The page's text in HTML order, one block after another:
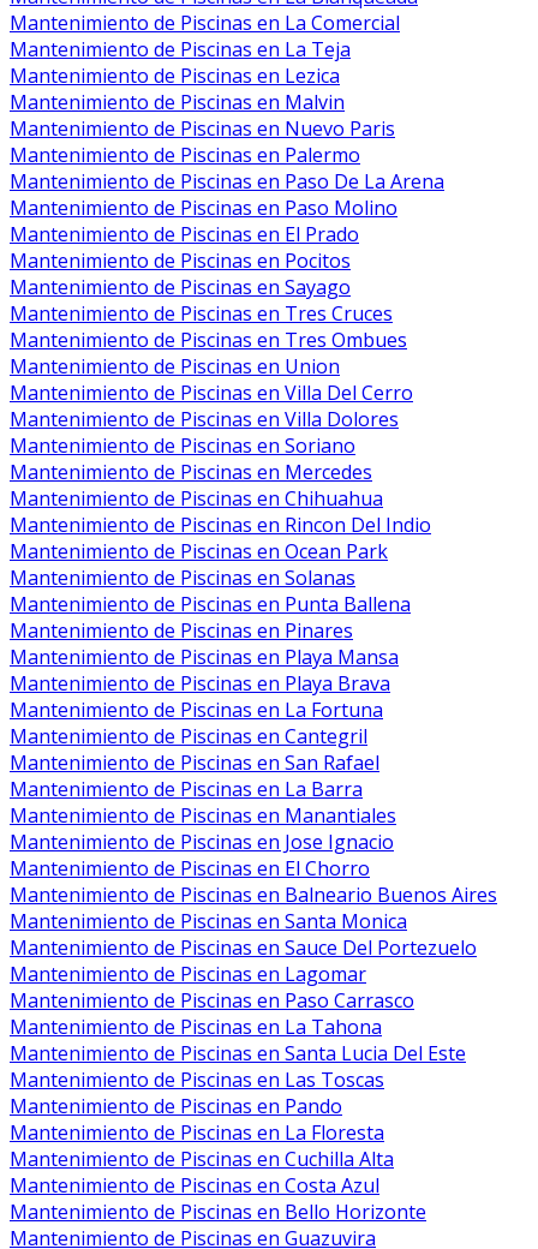
Mantenimiento de Piscinas en La Comercial
Mantenimiento de Piscinas en La Teja
Mantenimiento de Piscinas en Lezica
Mantenimiento de Piscinas en Malvin
Mantenimiento de Piscinas en Nuevo Paris
Mantenimiento de Piscinas en Palermo
Mantenimiento de Piscinas en Paso De La Arena
Mantenimiento de Piscinas en Paso Molino
Mantenimiento de Piscinas en El Prado
Mantenimiento de Piscinas en Pocitos
Mantenimiento de Piscinas en Sayago
Mantenimiento de Piscinas en Tres Cruces
Mantenimiento de Piscinas en Tres Ombues
Mantenimiento de Piscinas en Union
Mantenimiento de Piscinas en Villa Del Cerro
Mantenimiento de Piscinas en Villa Dolores
Mantenimiento de Piscinas en Soriano
Mantenimiento de Piscinas en Mercedes
Mantenimiento de Piscinas en Chihuahua
Mantenimiento de Piscinas en Rincon Del Indio
Mantenimiento de Piscinas en Ocean Park
Mantenimiento de Piscinas en Solanas
Mantenimiento de Piscinas en Punta Ballena
Mantenimiento de Piscinas en Pinares
Mantenimiento de Piscinas en Playa Mansa
Mantenimiento de Piscinas en Playa Brava
Mantenimiento de Piscinas en La Fortuna
Mantenimiento de Piscinas en Cantegril
Mantenimiento de Piscinas en San Rafael
Mantenimiento de Piscinas en La Barra
Mantenimiento de Piscinas en Manantiales
Mantenimiento de Piscinas en Jose Ignacio
Mantenimiento de Piscinas en El Chorro
Mantenimiento de Piscinas en Balneario Buenos Aires
Mantenimiento de Piscinas en Santa Monica
Mantenimiento de Piscinas en Sauce Del Portezuelo
Mantenimiento de Piscinas en Lagomar
Mantenimiento de Piscinas en Paso Carrasco
Mantenimiento de Piscinas en La Tahona
Mantenimiento de Piscinas en Santa Lucia Del Este
Mantenimiento de Piscinas en Las Toscas
Mantenimiento de Piscinas en Pando
Mantenimiento de Piscinas en La Floresta
Mantenimiento de Piscinas en Cuchilla Alta
Mantenimiento de Piscinas en Costa Azul
Mantenimiento de Piscinas en Bello Horizonte
Mantenimiento de Piscinas en Guazuvira